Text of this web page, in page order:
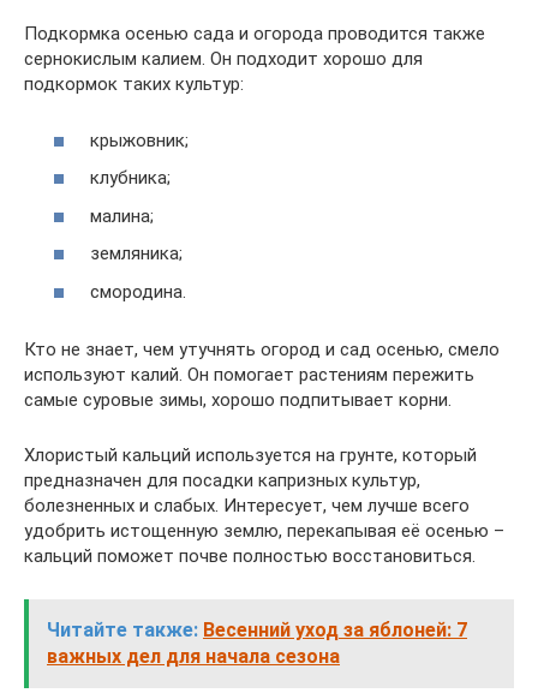
Подкормка осенью сада и огорода проводится также
сернокислым калием. Он подходит хорошо для
подкормок таких культур:
крыжовник;
клубника;
малина;
земляника;
смородина.
Кто не знает, чем утучнять огород и сад осенью, смело
используют калий. Он помогает растениям пережить
самые суровые зимы, хорошо подпитывает корни.
Хлористый кальций используется на грунте, который
предназначен для посадки капризных культур,
болезненных и слабых. Интересует, чем лучше всего
удобрить истощенную землю, перекапывая её осенью –
кальций поможет почве полностью восстановиться.
Читайте также: Весенний уход за яблоней: 7
важных дел для начала сезона